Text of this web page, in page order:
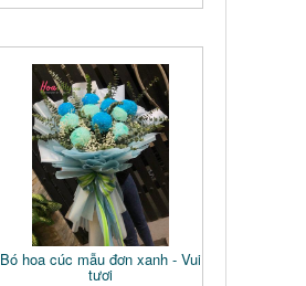
Bó hoa cúc mẫu đơn xanh - Vui
tươi